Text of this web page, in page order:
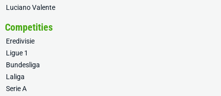
Luciano Valente
Competities
Eredivisie
Ligue 1
Bundesliga
Laliga
Serie A